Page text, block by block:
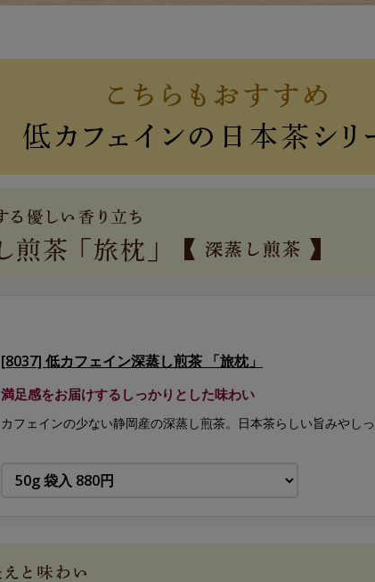
[8037] 低カフェイン深蒸し煎茶 「旅枕」
満足感をお届けするしっかりとした味わい
カフェインの少ない静岡産の深蒸し煎茶。日本茶らしい旨みやし